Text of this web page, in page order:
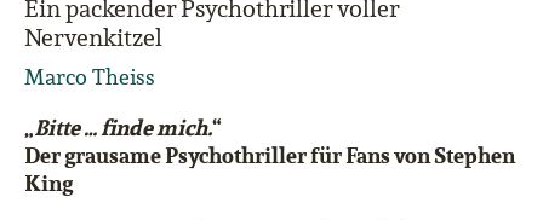
Ein packender Psychothriller voller
Nervenkitzel
Marco Theiss
„Bitte … finde mich.“
Der grausame Psychothriller für Fans von Stephen
King